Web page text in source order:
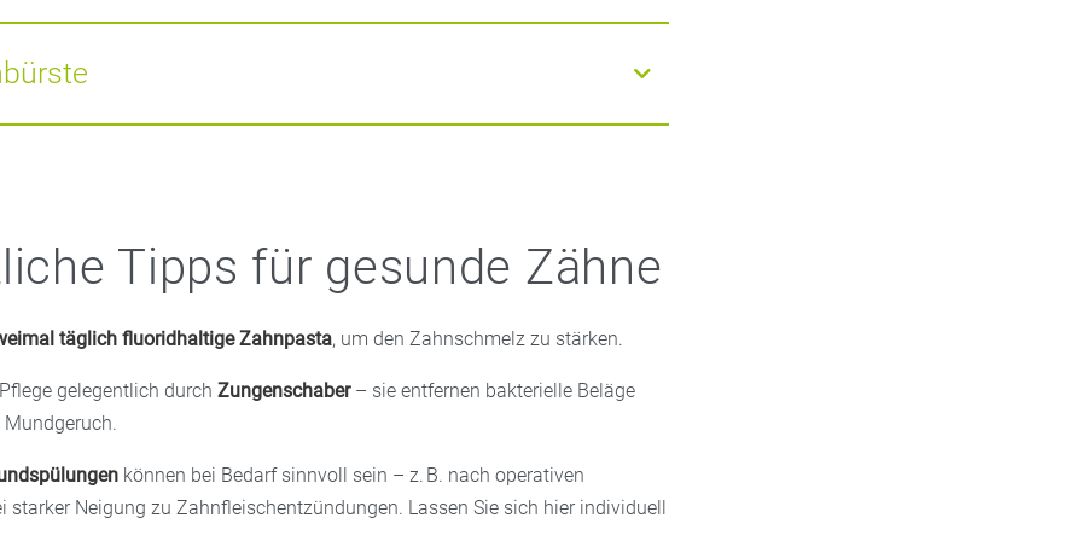
an der Reihe.
Borsten und sind besonders zur Reinigung von schwer zugänglichen
des letzten Zahns, bei Implantaten oder fest sitzenden Zahnspangen
es spezielle Zahnbürsten. Sie haben einen kurzen Bürstenkopf (unter 2
Tipps für gesunde Zähne
täglich fluoridhaltige Zahnpasta, um den Zahnschmelz zu stärken.
gelegentlich durch Zungenschaber– sie entfernen bakterielle Beläge
können bei Bedarf sinnvoll sein – z. B. nach operativen
starker Neigung zu Zahnfleischentzündungen. Lassen Sie sich hier individuell